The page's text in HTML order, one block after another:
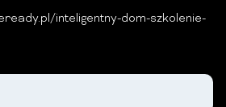
inteligentny-dom-szkolenie-